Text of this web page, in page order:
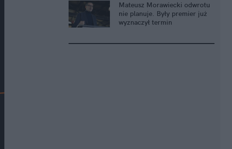
Mateusz Morawiecki odwrotu
nie planuje. Były premier już
wyznaczył termin